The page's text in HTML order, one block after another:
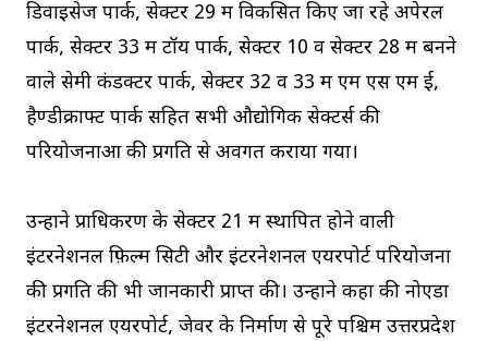
डिवाइसेज पार्क, सेक्टर 29 में विकसित किए जा रहे अपेरल
पार्क, सेक्टर 33 में टॉय पार्क, सेक्टर 10 व सेक्टर 28 में बनने
वाले सेमी कंडक्टर पार्क, सेक्टर 32 व 33 में एम एस एम ई,
हैण्डीक्राफ्ट पार्क सहित सभी औद्योगिक सेक्टर्स की
परियोजनाओं की प्रगति से अवगत कराया गया।
उन्होंने प्राधिकरण के सेक्टर 21 में स्थापित होने वाली
इंटरनेशनल फ़िल्म सिटी और इंटरनेशनल एयरपोर्ट परियोजना
की प्रगति की भी जानकारी प्राप्त की। उन्होंने कहा की नोएडा
इंटरनेशनल एयरपोर्ट, जेवर के निर्माण से पूरे पश्चिम उत्तरप्रदेश